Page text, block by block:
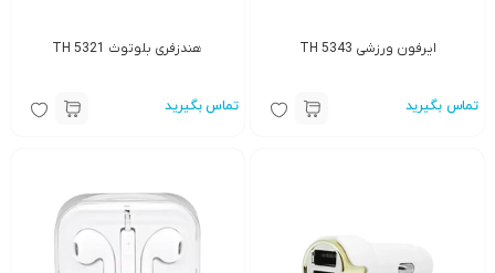
ایرفون ورزشی TH 5343
تماس بگیرید
هندزفری بلوتوث TH 5321
تماس بگیرید